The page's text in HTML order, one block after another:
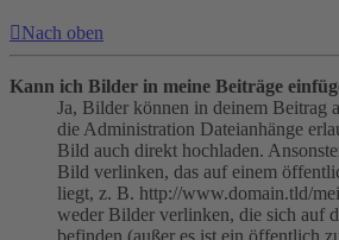
Nach oben
Kann ich Bilder in meine Beiträge
Ja, Bilder können in deinem Beitrag
die Administration Dateianhänge
Bild auch direkt hochladen.
Bild verlinken, das auf einem
liegt, z. B. http://www.domain.tld/
weder Bilder verlinken, die sich auf
befinden (außer es ist ein öffentlich